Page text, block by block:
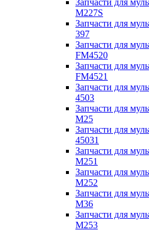
Запчасти для
M227S
Запчасти для
397
Запчасти для
FM4520
Запчасти для
FM4521
Запчасти для
4503
Запчасти для
M25
Запчасти для
45031
Запчасти для
M251
Запчасти для
M252
Запчасти для
M36
Запчасти для
M253